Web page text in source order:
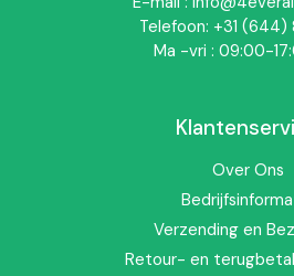
Voor wie is dit
keuze?
Telefoon: +31 (644)
Ma -vri : 09:00-
Over Ons
Verzending en
Retour- en